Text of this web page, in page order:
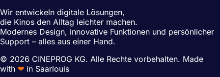
Wir entwickeln digitale Lösungen,
die Kinos den Alltag leichter machen.
Modernes Design, innovative Funktionen und persönlicher
Support – alles aus einer Hand.
© 2026 CINEPROG KG. Alle Rechte vorbehalten. Made
with ❤ in Saarlouis